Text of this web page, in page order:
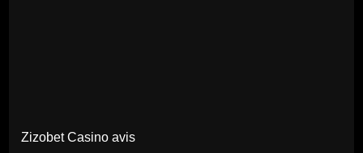
Zizobet Casino avis